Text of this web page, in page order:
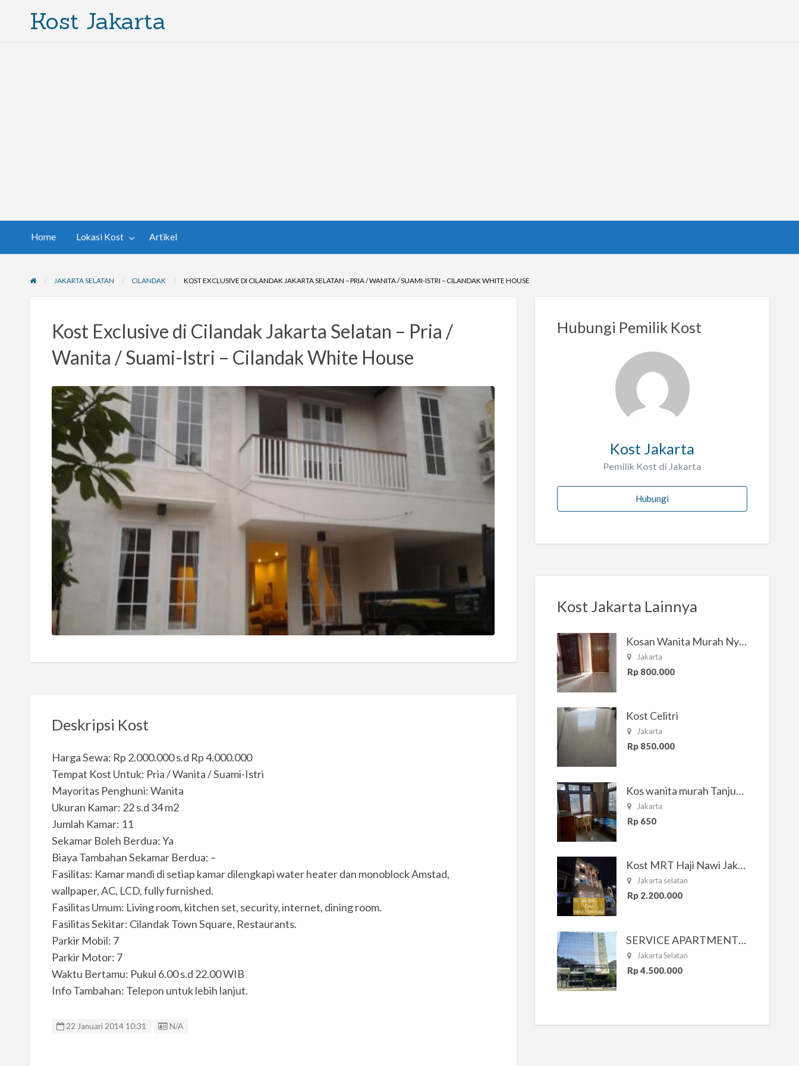
Kost Jakarta
Home Lokasi Kost Artikel
JAKARTA SELATAN CILANDAK KOST EXCLUSIVE DI CILANDAK JAKARTA SELATAN – PRIA / WANITA / SUAMI-ISTRI – CILANDAK WHITE HOUSE
Kost Exclusive di Cilandak Jakarta Selatan – Pria /
Wanita / Suami-Istri – Cilandak White House
Deskripsi Kost
Harga Sewa: Rp 2.000.000 s.d Rp 4.000.000
Tempat Kost Untuk: Pria / Wanita / Suami-Istri
Mayoritas Penghuni: Wanita
Ukuran Kamar: 22 s.d 34 m2
Jumlah Kamar: 11
Sekamar Boleh Berdua: Ya
Biaya Tambahan Sekamar Berdua: –
Fasilitas: Kamar mandi di setiap kamar dilengkapi water heater dan monoblock Amstad,
wallpaper, AC, LCD, fully furnished.
Fasilitas Umum: Living room, kitchen set, security, internet, dining room.
Fasilitas Sekitar: Cilandak Town Square, Restaurants.
Parkir Mobil: 7
Parkir Motor: 7
Waktu Bertamu: Pukul 6.00 s.d 22.00 WIB
Info Tambahan: Telepon untuk lebih lanjut.
22 Januari 2014 10:31 Listing ID
N/A
Hubungi Pemilik Kost
Kost Jakarta
Pemilik Kost di Jakarta
Hubungi
Kost Jakarta Lainnya
Kosan Wanita Murah Nyaman di Jakarta Selatan
Jakarta
Rp 800.000
Kost Celitri
Jakarta
Rp 850.000
Kos wanita murah Tanjung Duren Jakarta Barat
Jakarta
Rp 650
Kost MRT Haji Nawi Jakarta Selatan
Jakarta selatan
Rp 2.200.000
SERVICE APARTMENT SOUTH RESIDENCE
Jakarta Selatan
Rp 4.500.000